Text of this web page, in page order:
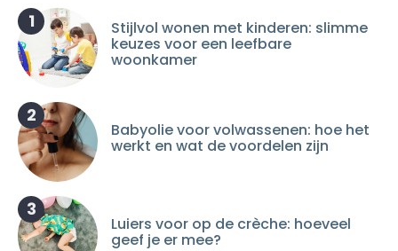
1 Stijlvol wonen met kinderen: slimme
keuzes voor een leefbare
woonkamer
2
Babyolie voor volwassenen: hoe het
werkt en wat de voordelen zijn
3
Luiers voor op de crèche: hoeveel
geef je er mee?